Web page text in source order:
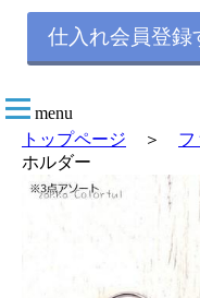
仕入れ会員登録
menu
トップページ ＞ フ
ホルダー